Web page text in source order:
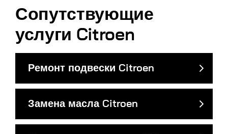
Сопутствующие
услуги Citroen
Ремонт подвески Citroen
Замена масла Citroen